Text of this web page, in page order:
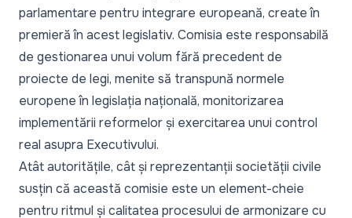
parlamentare pentru integrare europeană, create în
premieră în acest legislativ. Comisia este responsabilă
de gestionarea unui volum fără precedent de
proiecte de legi, menite să transpună normele
europene în legislația națională, monitorizarea
implementării reformelor și exercitarea unui control
real asupra Executivului.
Atât autoritățile, cât și reprezentanții societății civile
susțin că această comisie este un element-cheie
pentru ritmul și calitatea procesului de armonizare cu